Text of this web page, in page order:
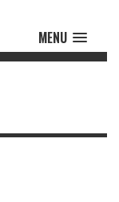
MENU